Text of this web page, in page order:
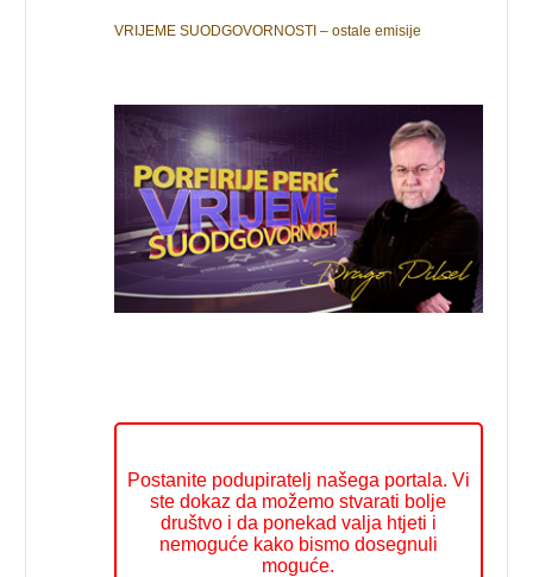
VRIJEME SUODGOVORNOSTI – ostale emisije
Postanite podupiratelj našega portala. Vi
ste dokaz da možemo stvarati bolje
društvo i da ponekad valja htjeti i
nemoguće kako bismo dosegnuli
moguće.